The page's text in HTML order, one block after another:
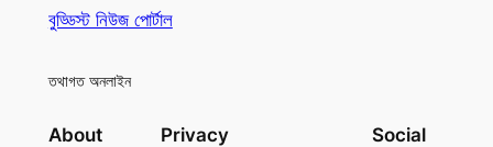
বুড্ডিস্ট নিউজ পোর্টাল
তথাগত অনলাইন
About Privacy Social